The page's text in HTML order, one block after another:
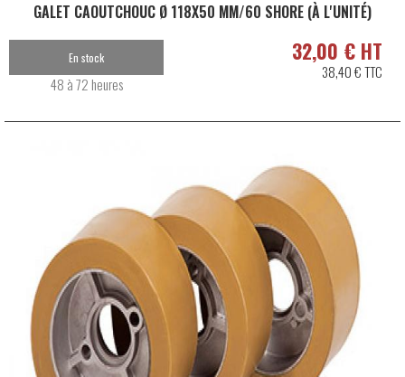
GALET CAOUTCHOUC Ø 118X50 MM/60 SHORE (À L'UNITÉ)
32,00 € HT
38,40 € TTC
En stock
48 à 72 heures